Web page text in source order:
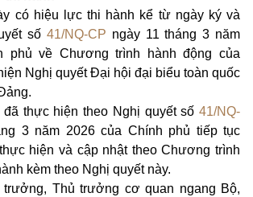
có hiệu lực thi hành kể từ ngày ký và
số 41/NQ-CP ngày 11 tháng 3 năm
phủ về Chương trình hành động của
Nghị quyết Đại hội đại biểu toàn quốc
thực hiện theo Nghị quyết số 41/NQ-
3 năm 2026 của Chính phủ tiếp tục
hiện và cập nhật theo Chương trình
kèm theo Nghị quyết này.
Thủ trưởng cơ quan ngang Bộ,